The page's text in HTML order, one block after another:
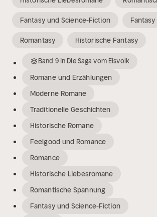
Fantasy und Science-Fiction Fantasy
Romantasy Historische Fantasy
Band 9inDie Saga vom Eisvolk
Romane und Erzählungen
Moderne Romane
Traditionelle Geschichten
Historische Romane
Feelgood und Romance
Romance
Historische Liebesromane
Romantische Spannung
Fantasy und Science-Fiction